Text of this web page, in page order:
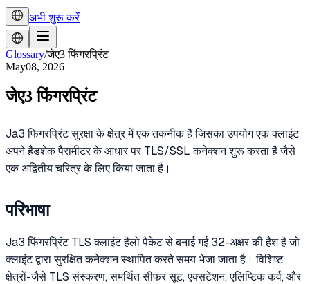
अभी शुरू करें
Glossary/जेए3 फिंगरप्रिंट
May08, 2026
जेए3 फिंगरप्रिंट
Ja3 फिंगरप्रिंट सुरक्षा के क्षेत्र में एक तकनीक है जिसका उपयोग एक क्लाइंट
अपने हैंडशेक पैरामीटर के आधार पर TLS/SSL कनेक्शन शुरू करता है जैसे
एक अद्वितीय चरित्र के लिए किया जाता है।
परिभाषा
Ja3 फिंगरप्रिंट TLS क्लाइंट हैलो पैकेट से बनाई गई 32-अक्षर की हैश है जो
क्लाइंट द्वारा सुरक्षित कनेक्शन स्थापित करते समय भेजा जाता है। विशिष्ट
क्षेत्रों-जैसे TLS संस्करण, समर्थित सीफर सूट, एक्सटेंशन, एलिप्टिक कर्व, और